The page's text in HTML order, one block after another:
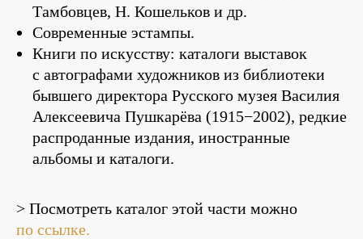
Тамбовцев, Н. Кошельков и др.
Современные эстампы.
Книги по искусству: каталоги выставок
с автографами художников из библиотеки
бывшего директора Русского музея Василия
Алексеевича Пушкарёва (1915−2002), редкие
распроданные издания, иностранные
альбомы и каталоги.
> Посмотреть каталог этой части можно
по ссылке.